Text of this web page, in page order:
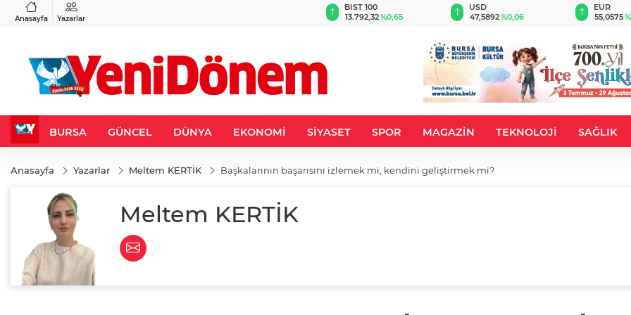
Anasayfa Yazarlar
%0,37
BIST 100
13.792,32%0,65
USD
47,5892%0,06
EUR
55,0575
BURSA GÜNCEL DÜNYA EKONOMİ SİYASET SPOR MAGAZİN TEKNOLOJİ SAĞLIK
Anasayfa Yazarlar Meltem KERTİK Başkalarının başarısını izlemek mi, kendini geliştirmek mi?
Meltem KERTİK